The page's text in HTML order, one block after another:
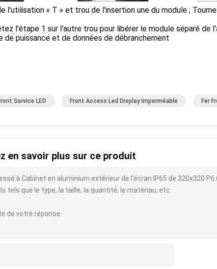
l'utilisation « T » et trou de l'insertion une du module ;
l'étape 1 sur l'autre trou pour libérer le module séparé de
de puissance et de données de débranchement
Service LED Front Access Led Display Imperméable Fer
en savoir plus sur ce produit
à Cabinet en aluminium extérieur de l'écran IP65 de 320x320
tels que le type, la taille, la quantité, le matériau, etc.
de votre réponse.